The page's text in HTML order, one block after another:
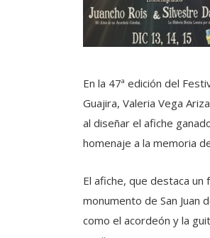
En la 47ª edición del
Guajira, Valeria Vega
al diseñar el afiche
homenaje a la memoria
El afiche, que destaca
monumento de San Juan
como el acordeón y la